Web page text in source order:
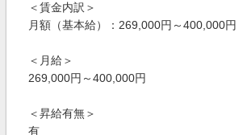
＜賃金内訳＞
月額（基本給）：269,000円～400,000円
＜月給＞
269,000円～400,000円
＜昇給有無＞
有